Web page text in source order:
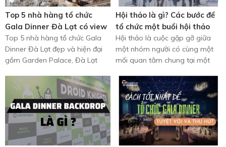
Top 5 nhà hàng tổ chức
Gala Dinner Đà Lạt có view
đẹp và hiện đại
Top 5 nhà hàng tổ chức Gala
Dinner Đà Lạt đẹp và hiện đại
gồm Garden Palace, Đà Lạt
và Tâm ...
Hội thảo là gì? Các bước để
tổ chức một buổi hội thảo
Hội thảo là cuộc gặp gỡ giữa
một nhóm người có cùng một
mối quan tâm chung tại một